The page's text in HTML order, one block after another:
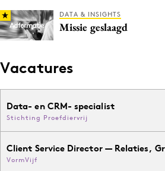
DATA & INSIGHTS
Missie geslaagd
Vacatures
Data- en CRM- specialist
Stichting Proefdiervrij
Client Service Director — Relaties,
VormVijf